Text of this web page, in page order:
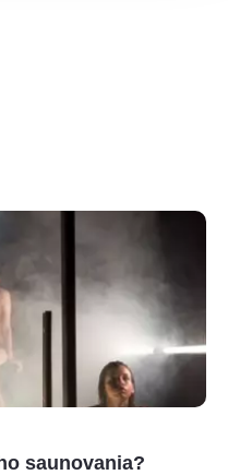
saunovania?